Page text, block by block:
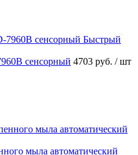
Быстрый
сенсорный 4703 руб. / шт
мыла автоматический